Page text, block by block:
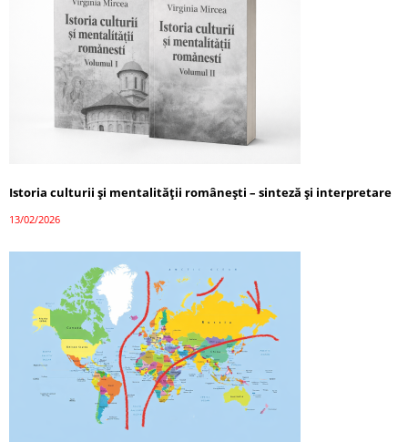
Istoria culturii și mentalității românești – sinteză și interpretare
13/02/2026